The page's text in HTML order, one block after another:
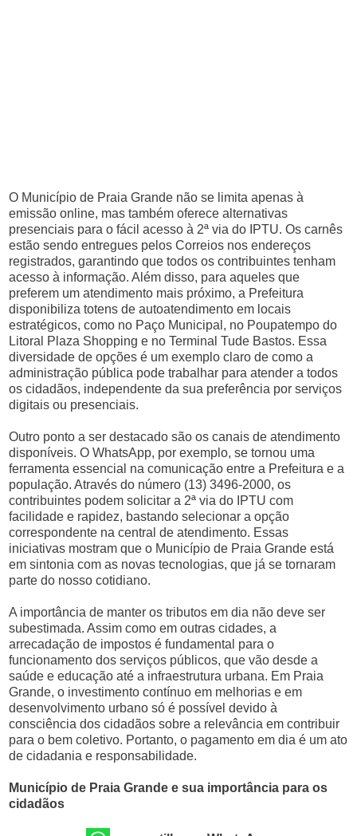
O Município de Praia Grande não se limita apenas à
emissão online, mas também oferece alternativas
presenciais para o fácil acesso à 2ª via do IPTU. Os carnês
estão sendo entregues pelos Correios nos endereços
registrados, garantindo que todos os contribuintes tenham
acesso à informação. Além disso, para aqueles que
preferem um atendimento mais próximo, a Prefeitura
disponibiliza totens de autoatendimento em locais
estratégicos, como no Paço Municipal, no Poupatempo do
Litoral Plaza Shopping e no Terminal Tude Bastos. Essa
diversidade de opções é um exemplo claro de como a
administração pública pode trabalhar para atender a todos
os cidadãos, independente da sua preferência por serviços
digitais ou presenciais.
Outro ponto a ser destacado são os canais de atendimento
disponíveis. O WhatsApp, por exemplo, se tornou uma
ferramenta essencial na comunicação entre a Prefeitura e a
população. Através do número (13) 3496-2000, os
contribuintes podem solicitar a 2ª via do IPTU com
facilidade e rapidez, bastando selecionar a opção
correspondente na central de atendimento. Essas
iniciativas mostram que o Município de Praia Grande está
em sintonia com as novas tecnologias, que já se tornaram
parte do nosso cotidiano.
A importância de manter os tributos em dia não deve ser
subestimada. Assim como em outras cidades, a
arrecadação de impostos é fundamental para o
funcionamento dos serviços públicos, que vão desde a
saúde e educação até a infraestrutura urbana. Em Praia
Grande, o investimento contínuo em melhorias e em
desenvolvimento urbano só é possível devido à
consciência dos cidadãos sobre a relevância em contribuir
para o bem coletivo. Portanto, o pagamento em dia é um ato
de cidadania e responsabilidade.
Município de Praia Grande e sua importância para os
cidadãos